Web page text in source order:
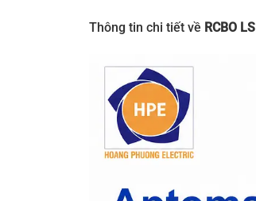
Thông tin chi tiết về RCBO LS